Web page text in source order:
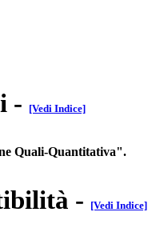
- [Vedi Indice]
Quali-Quantitativa".
- [Vedi Indice]